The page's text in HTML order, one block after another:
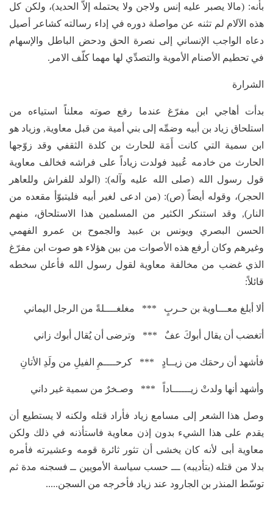
بأنه: (مالا يصبر عليه إنس ولاجن ولا يحتمله إلاّ الحديد)، ولكن كل
هذه الآلام لم تثنه عن مواصلة دوره في إداء رسالته كشاعر أصيل
دعاه الواجب الإنساني إلى نصرة الحق ودحض الباطل والإسهام
في تحطيم الأصنام الأموية والتصدِّي لها مهما كلّف الامر.
الشرارة
بدأت أهاجي ابن مفرّغ عندما رفع صوته معلناً استياءه من
استلحاق زياد بن أبيه وضمِّه إلى بني أمية من قبل معاوية, وزياد هو
ابن سمية التي كانت أَمَة للحارث بن كلدة الثقفي وقد زوّجها
الحارث من خادمه عُبيد فولدت زياداً على فراشه فخالف معاوية
قول رسول الله (صلى الله عليه وآله): (الولد للفراش وللعاهر
الحجر)، وقوله أيضاً (ص): (من ادعى لغير أبيه فليتبوّأ مقعده من
النار), وقد استنكر الكثير من المسلمين هذا الاستلحاق، منهم
الحسن البصري ويونس بن عبيد والجموح بن عمرو الفهمي
وغيرهم وكان أرفع هذه الأصوات من بين هؤلاء هو صوت ابن مفرّغ
الذي غضب من مخالفة معاوية لقول رسول الله فأعلن سخطه
قائلاً:
ألا أبلغ معـــاوية بن حـربٍ *** مغلغــــلةً من الرجل اليماني
أتغضب أن يقال أبوكَ عفٌ *** وترضى أن يُقال أبوك زاني
فأشهد أن رحمَك من زيــادٍ *** كرحــــمِ الفيلِ من ولَدِ الأتانِ
وأشهد أنها ولدتْ زيــــــاداً *** وصـخرٌ من سمية غير داني
وصل هذا الشعر إلى مسامع زياد فأراد قتله ولكنه لا يستطيع أن
يقدم على هذا الشيء بدون إذن معاوية فاستأذنه في ذلك ولكن
معاوية أبى لأنه كان يخشى أن تثور ثائرة قومه وعشيرته فأمره
بدلا من قتله (بتأديبه) ـــ حسب سياسة الأمويين ــ فسجنه مدة ثم
توسّط المنذر بن الجارود عند زياد فأخرجه من السجن.....